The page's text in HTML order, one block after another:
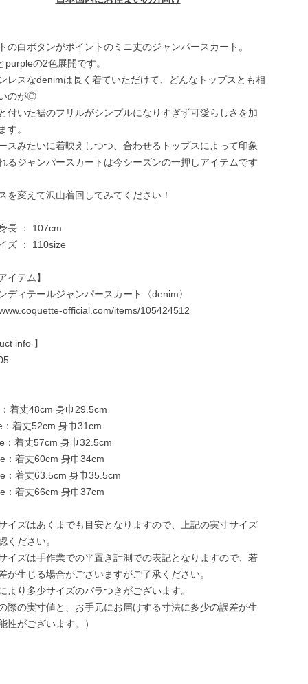
の白ボタンがポイントのミニ丈のジャンパースカート。
purpleの2色展開です。
レスなdenimは長く着ていただけて、どんなトップスとも相
のが◎
付いた裾のフリルがシンプルになりすぎず可愛らしさを加
す。
スみたいに着映えしつつ、合わせるトップスによって印象
るジャンパースカートは今シーズンの一押しアイテムです
を変えて沢山着回してみてください！
長 ： 107cm
ズ ： 110size
イテム】
ディテールジャンパースカート〈denim〉
official.com/items/105424512
info 】
着丈48cm 身巾29.5cm
：着丈52cm 身巾31cm
：着丈57cm 身巾32.5cm
：着丈60cm 身巾34cm
：着丈63.5cm 身巾35.5cm
：着丈66cm 身巾37cm
イズはあくまでも目安となりますので、上記の実寸サイズ
ください。
イズは手作業での平置き計測での表記となりますので、若
が生じる場合がございますがご了承ください。
より多少サイズのバラつきがございます。
際の実寸値と、お手元にお届けする寸法に多少の誤差が生
性がございます。）